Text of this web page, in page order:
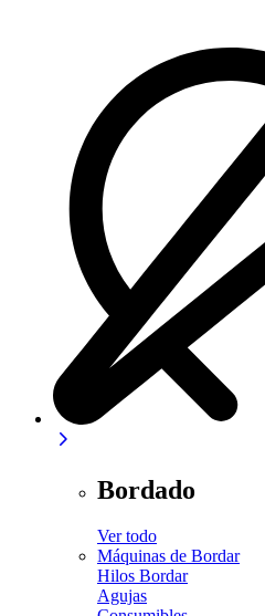
Bordado
Ver todo
Máquinas de Bordar
Hilos Bordar
Agujas